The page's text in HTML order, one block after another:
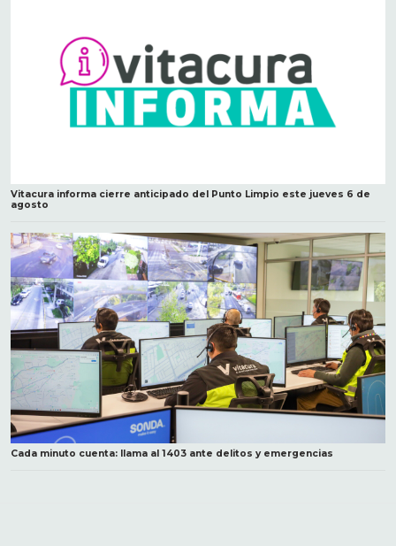
Vitacura informa cierre anticipado del Punto Limpio este jueves 6 de
agosto
Cada minuto cuenta: llama al 1403 ante delitos y emergencias